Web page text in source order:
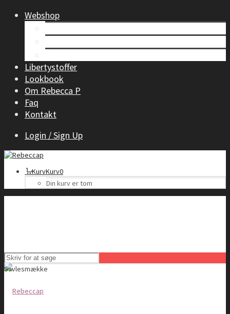
Webshop
Libertystoffer
Lookbook
Om Rebecca P
Faq
Kontakt
Login / Sign Up
KurvKurv0
Din kurv er tom
Savlesmække